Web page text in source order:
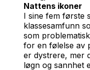
Nattens ikoner
I sine fem første
klassesamfunn
som
for en følelse av
er dystrere, mer
løgn og sannhet